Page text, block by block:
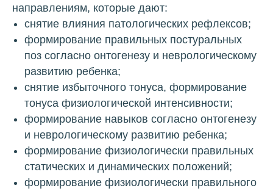
направлениям, которые дают:
снятие влияния патологических рефлексов;
формирование правильных постуральных
поз согласно онтогенезу и неврологическому
развитию ребенка;
снятие избыточного тонуса, формирование
тонуса физиологической интенсивности;
формирование навыков согласно онтогенезу
и неврологическому развитию ребенка;
формирование физиологически правильных
статических и динамических положений;
формирование физиологически правильного